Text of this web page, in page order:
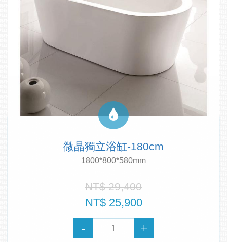
微晶獨立浴缸-180cm
1800*800*580mm
NT$ 29,400
NT$ 25,900